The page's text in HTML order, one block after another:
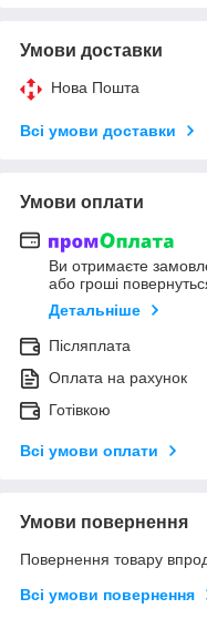
Умови доставки
Нова Пошта
Всі умови доставки
Умови оплати
Ви отримаєте
або гроші
Детальніше
Післяплата
Оплата на рахунок
Готівкою
Всі умови оплати
Умови повернення
Повернення товару
Всі умови повернення